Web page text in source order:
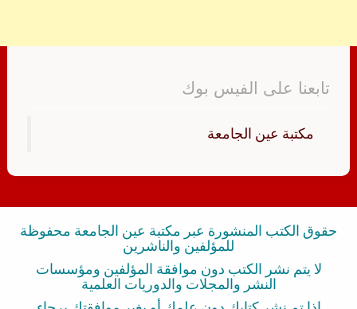
تابعنا على الفيس بوك
‏مكتبة عين الجامعة‏
حقوق الكتب المنشورة عبر مكتبة عين الجامعة محفوظة
للمؤلفين والناشرين
لا يتم نشر الكتب دون موافقة المؤلفين ومؤسسات
النشر والمجلات والدوريات العلمية